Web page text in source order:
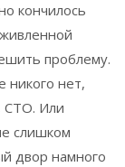
кончилось
проблему.
никого нет,
СТО. Или
слишком
двор намного